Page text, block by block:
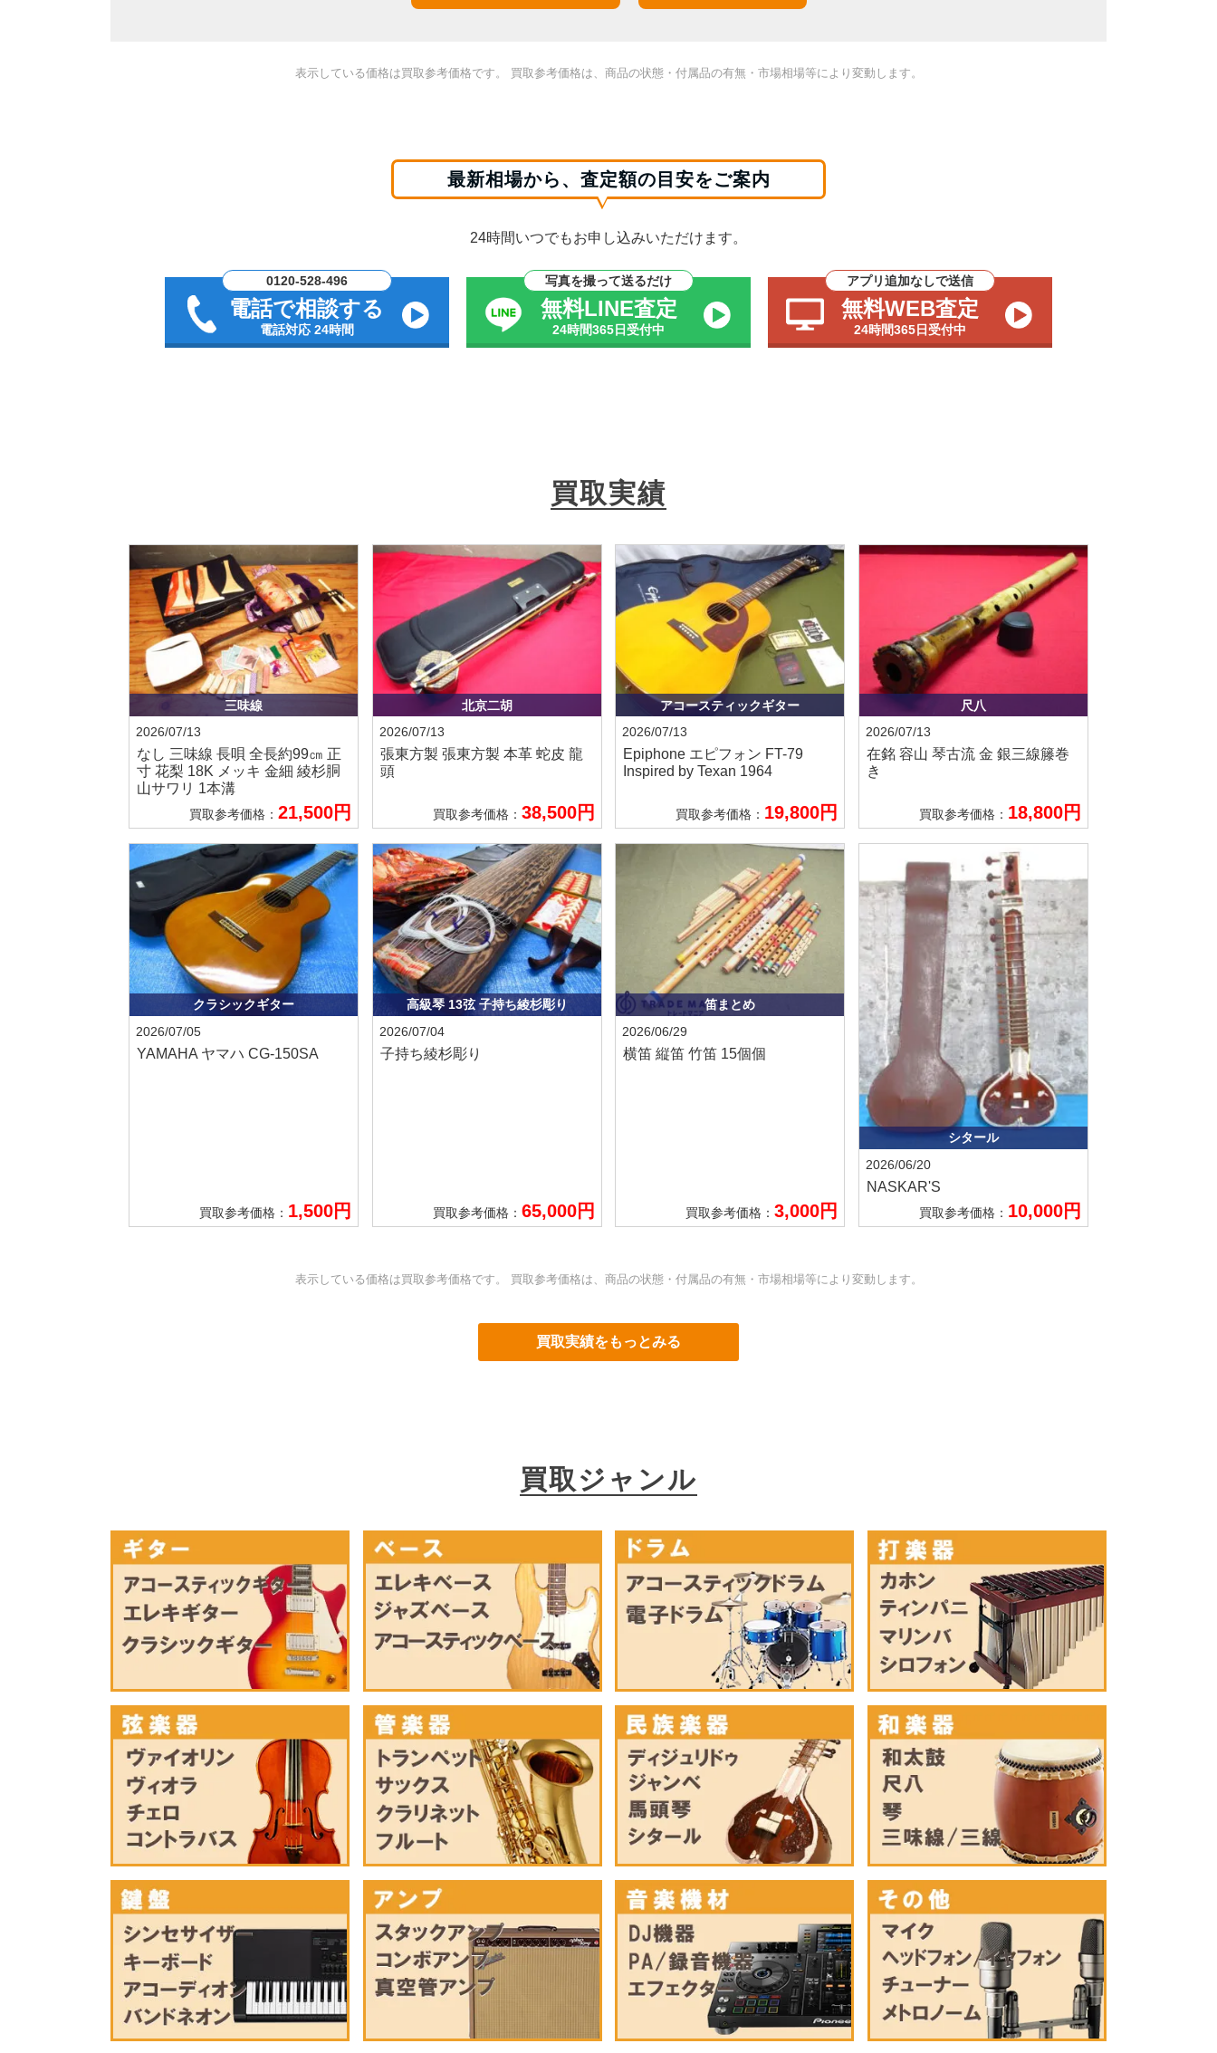
表示している価格は買取参考価格です。 買取参考価格は、商品の状態・付属品の有無・市場相場等により変動します。
最新相場から、査定額の目安をご案内
24時間いつでもお申し込みいただけます。
0120-528-496
電話で相談する
電話対応 24時間
写真を撮って送るだけ
無料LINE査定
24時間365日受付中
アプリ追加なしで送信
無料WEB査定
24時間365日受付中
買取実績
三味線
2026/07/13
なし 三味線 長唄 全長約99㎝ 正
寸 花梨 18K メッキ 金細 綾杉胴
山サワリ 1本溝
買取参考価格：21,500円
北京二胡
2026/07/13
張東方製 張東方製 本革 蛇皮 龍
頭
買取参考価格： 38,500円
アコースティックギター
2026/07/13
Epiphone エピフォン FT-79
Inspired by Texan 1964
買取参考価格： 19,800円
尺八
2026/07/13
在銘 容山 琴古流 金 銀三線籐巻
き
買取参考価格： 18,800円
クラシックギター
2026/07/05
YAMAHA ヤマハ CG-150SA
買取参考価格： 1,500円
高級琴 13弦 子持ち綾杉彫り
2026/07/04
子持ち綾杉彫り
買取参考価格： 65,000円
笛まとめ
2026/06/29
横笛 縦笛 竹笛 15個個
買取参考価格：3,000円
シタール
2026/06/20
NASKAR'S
買取参考価格： 10,000円
表示している価格は買取参考価格です。 買取参考価格は、商品の状態・付属品の有無・市場相場等により変動します。
買取実績をもっとみる
買取ジャンル